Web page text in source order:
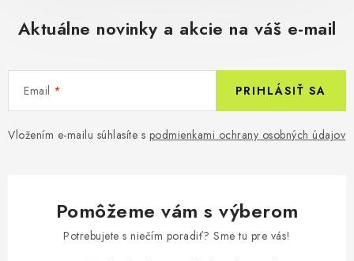
Aktuálne novinky a akcie na váš e-mail
Email
Vložením e-mailu súhlasíte s podmienkami ochrany osobných údajov
PRIHLÁSIŤ SA
Pomôžeme vám s výberom
Potrebujete s niečím poradiť? Sme tu pre vás!